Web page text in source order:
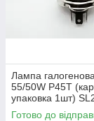
Лампа
55/50W P45T
упаковка 1шт)
SHAFER
Готово до